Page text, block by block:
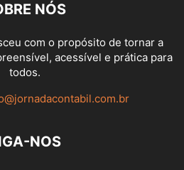
NÓS
com o propósito de tornar a
acessível e prática para
todos.
NOS